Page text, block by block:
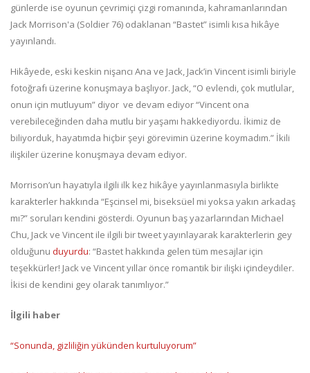
günlerde ise oyunun çevrimiçi çizgi romanında, kahramanlarından
Jack Morrison'a (Soldier 76) odaklanan “Bastet” isimli kısa hikâye
yayınlandı.
Hikâyede, eski keskin nişancı Ana ve Jack, Jack’in Vincent isimli biriyle
fotoğrafı üzerine konuşmaya başlıyor. Jack, “O evlendi, çok mutlular,
onun için mutluyum” diyor ve devam ediyor “Vincent ona
verebileceğinden daha mutlu bir yaşamı hakkediyordu. İkimiz de
biliyorduk, hayatımda hiçbir şeyi görevimin üzerine koymadım.” İkili
ilişkiler üzerine konuşmaya devam ediyor.
Morrison’un hayatıyla ilgili ilk kez hikâye yayınlanmasıyla birlikte
karakterler hakkında “Eşcinsel mi, biseksüel mi yoksa yakın arkadaş
mı?” soruları kendini gösterdi. Oyunun baş yazarlarından Michael
Chu, Jack ve Vincent ile ilgili bir tweet yayınlayarak karakterlerin gey
olduğunu duyurdu: “Bastet hakkında gelen tüm mesajlar için
teşekkürler! Jack ve Vincent yıllar önce romantik bir ilişki içindeydiler.
İkisi de kendini gey olarak tanımlıyor.”
İlgili haber
“Sonunda, gizliliğin yükünden kurtuluyorum”